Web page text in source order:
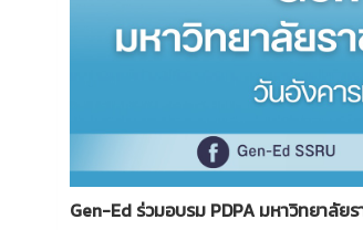
Gen-Ed ร่วมอบรม PDPA มหาวิทยาลั